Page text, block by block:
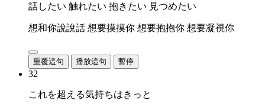
話したい 触れたい 抱きたい 見つめたい
想和你說說話 想要摸摸你 想要抱抱你 想要凝視你
重覆這句 播放這句 暫停
32
これを超える気持ちはきっと